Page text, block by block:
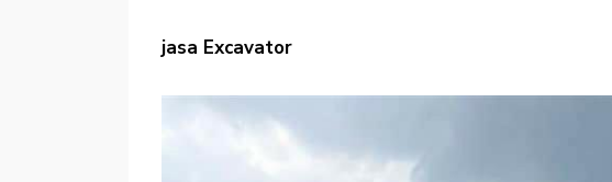
jasa Excavator